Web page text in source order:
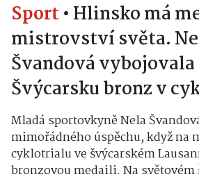
Sport • Hlinsko má
mistrovství světa.
Švandová vybojovala
Švýcarsku bronz v
Mladá sportovkyně Nela
mimořádného úspěchu, když na
cyklotrialu ve švýcarském
bronzovou medaili. Na světovém